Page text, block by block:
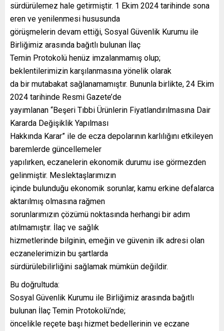
sürdürülemez hale getirmiştir. 1 Ekim 2024 tarihinde sona
eren ve yenilenmesi hususunda
görüşmelerin devam ettiği, Sosyal Güvenlik Kurumu ile
Birliğimiz arasında bağıtlı bulunan İlaç
Temin Protokolü henüz imzalanmamış olup;
beklentilerimizin karşılanmasına yönelik olarak
da bir mutabakat sağlanamamıştır. Bununla birlikte, 24 Ekim
2024 tarihinde Resmi Gazete’de
yayımlanan “Beşeri Tıbbi Ürünlerin Fiyatlandırılmasına Dair
Kararda Değişiklik Yapılması
Hakkında Karar” ile de ecza depolarının karlılığını etkileyen
baremlerde güncellemeler
yapılırken, eczanelerin ekonomik durumu ise görmezden
gelinmiştir. Meslektaşlarımızın
içinde bulunduğu ekonomik sorunlar, kamu erkine defalarca
aktarılmış olmasına rağmen
sorunlarımızın çözümü noktasında herhangi bir adım
atılmamıştır. İlaç ve sağlık
hizmetlerinde bilginin, emeğin ve güvenin ilk adresi olan
eczanelerimizin bu şartlarda
sürdürülebilirliğini sağlamak mümkün değildir.
Bu doğrultuda:
Sosyal Güvenlik Kurumu ile Birliğimiz arasında bağıtlı
bulunan İlaç Temin Protokolü’nde;
öncelikle reçete başı hizmet bedellerinin ve eczane